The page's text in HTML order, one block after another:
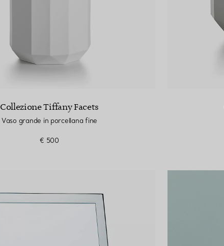
Collezione Tiffany Facets
Vaso grande in porcellana fine
€ 500